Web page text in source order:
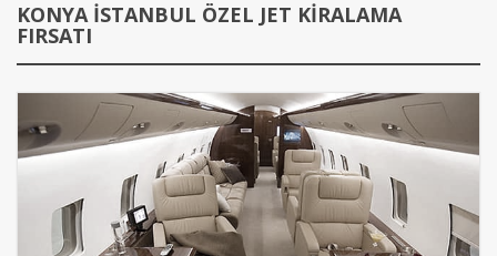
KONYA İSTANBUL ÖZEL JET KIRALAMA
FIRSATI